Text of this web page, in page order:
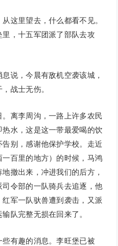
里望去，什么都看不见。
，十五军团派了部队去攻
，今晨有敌机空袭该城，
战士无伤。
离李周沟，一路上许多农民
水，这是这一带最爱喝的饮
别，感谢他保护学校。走近
百里的地方）的时候，马鸿
撤出来，冲进我们的后方，
令部的一队骑兵去追逐，他
军一队驮兽遭到袭击，又派
队完整无损在回来了。
有趣的消息。李旺堡已被